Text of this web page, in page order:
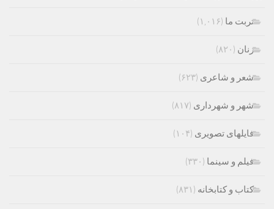
تربت ما (۱,۰۱۶)
زنان (۸۲۰)
شعر و شاعری (۶۲۳)
شهر و شهرداری (۸۱۷)
فایلهای تصویری (۱۰۴)
فیلم و سینما (۳۳۰)
کتاب و کتابخانه (۸۳۱)